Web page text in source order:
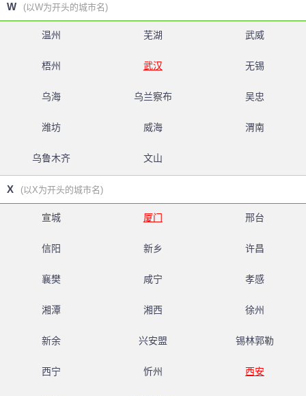
W (以W为开头的城市名)
温州 芜湖 武威
梧州 武汉 无锡
乌海 乌兰察布 吴忠
潍坊 威海 渭南
乌鲁木齐 文山
X (以X为开头的城市名)
宣城 厦门 邢台
信阳 新乡 许昌
襄樊 咸宁 孝感
湘潭 湘西 徐州
新余 兴安盟 锡林郭勒
西宁 忻州 西安